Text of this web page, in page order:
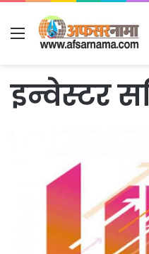
Menu
इन्वेस्टर